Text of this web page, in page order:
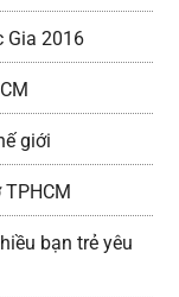
Gia 2016
giới
bạn trẻ yêu